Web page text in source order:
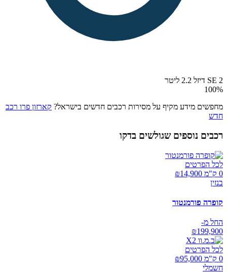
2 SE דיזל 2.2 ליטר
100%
מחפשים מידע מקיף על מסירות רכבים חדשים בישראל? קארזון פרו רכב
חדש
רכבים נוספים שגולשים בדקו
לכל הפרטים
0 ק"מ ₪
14,900
בנזין
קופרה פורמנטור
החל מ-
₪199,900
לכל הפרטים
0 ק"מ ₪
95,000
חשמלי